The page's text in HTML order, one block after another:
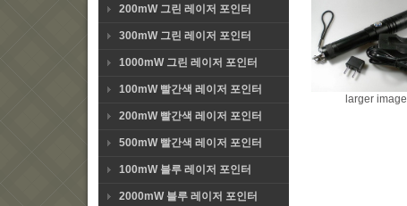
200mW 그린 레이저 포인터
300mW 그린 레이저 포인터
1000mW 그린 레이저 포인터
100mW 빨간색 레이저 포인터
200mW 빨간색 레이저 포인터
500mW 빨간색 레이저 포인터
100mW 블루 레이저 포인터
2000mW 블루 레이저 포인터
larger image